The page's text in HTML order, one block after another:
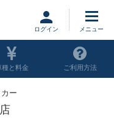
ログイン
種と料金 ご利用方法
ー